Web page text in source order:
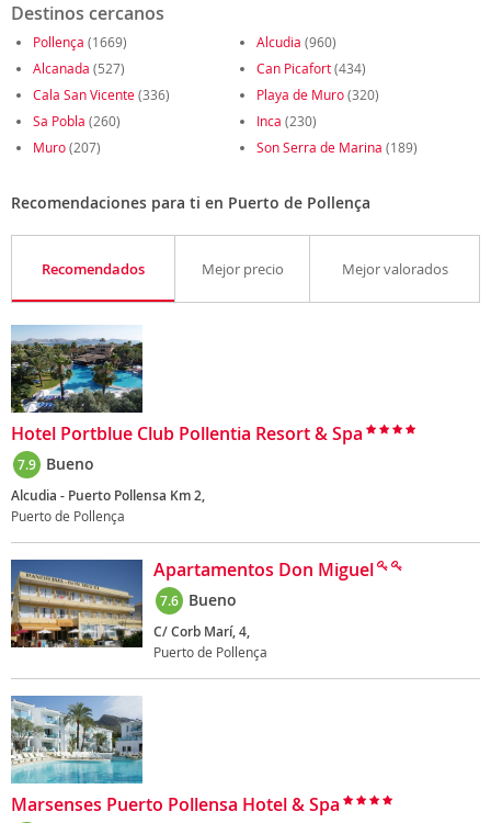
Destinos cercanos
Pollença (1669) Alcudia (960)
Alcanada (527) Can Picafort(434)
Cala San Vicente(336) Playa de Muro(320)
Sa Pobla (260) Inca (230)
Muro(207) Son Serra de Marina (189)
Recomendaciones para ti en Puerto de Pollença
Recomendados Mejor precio Mejor valorados
Hotel Portblue Club Pollentia Resort & Spa
7.9 Bueno
Alcudia - Puerto Pollensa Km 2,
Puerto de Pollença
Apartamentos Don Miguel
7.6 Bueno
C/ Corb Marí, 4,
Puerto de Pollença
Marsenses Puerto Pollensa Hotel & Spa